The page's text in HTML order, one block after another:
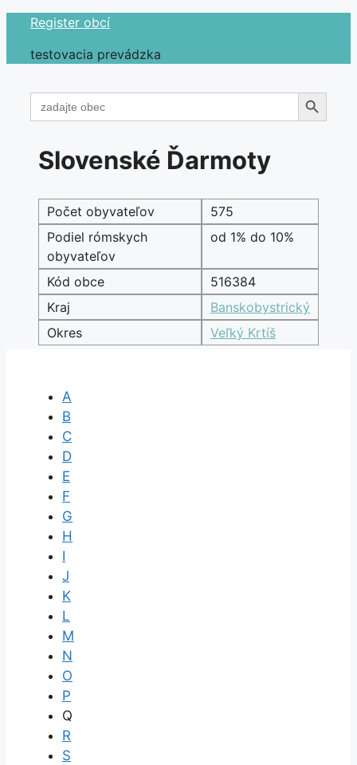
Preskočiť
obsah
Register obcí
testovacia prevádzka
Search
for:
Search Button
Slovenské Ďarmoty
Počet obyvateľov
575
Podiel rómskych
obyvateľov
od 1% do 10%
Kód obce
516384
Kraj
Banskobystrický
Okres
Veľký Krtíš
A
B
C
D
E
F
G
H
I
J
K
L
M
N
O
P
Q
R
S